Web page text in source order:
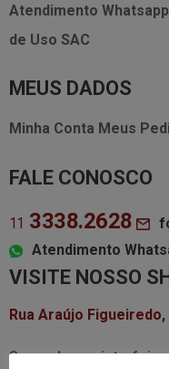
Atendimento Whatsapp
de Uso SAC
MEUS DADOS
Minha Conta Meus
FALE CONOSCO
11 3338.2628
Atendimento
VISITE NOSSO
Rua Araújo Figueiredo,
Segunda a quinta-